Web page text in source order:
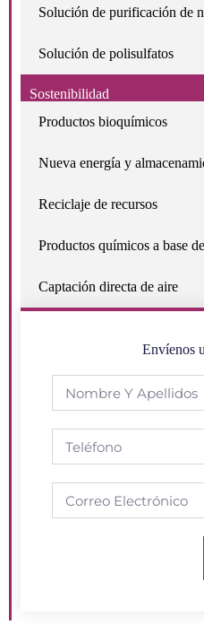
Solución de purificación de
Solución de polisulfatos
Sostenibilidad
Productos bioquímicos
Nueva energía y
Reciclaje de recursos
Productos químicos a base
Captación directa de aire
Envíenos